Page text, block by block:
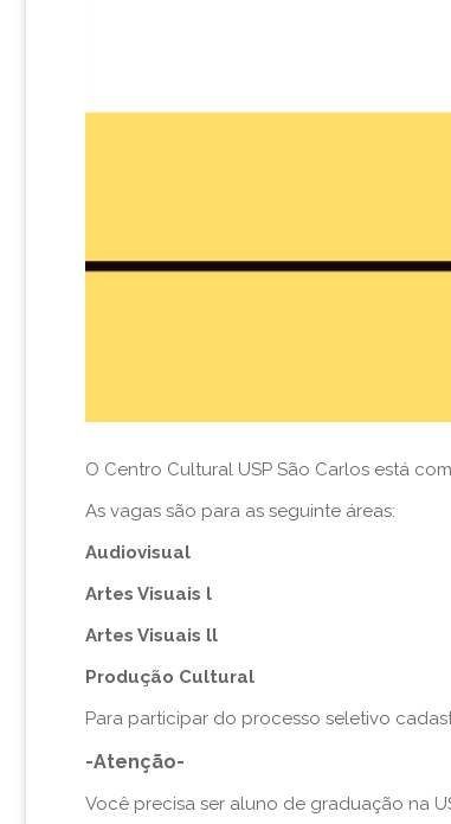
O Centro Cultural USP São Carlos está
As vagas são para as seguinte áreas:
Audiovisual
Artes Visuais l
Artes Visuais ll
Produção Cultural
Para participar do processo seletivo
-Atenção-
Você precisa ser aluno de graduação na